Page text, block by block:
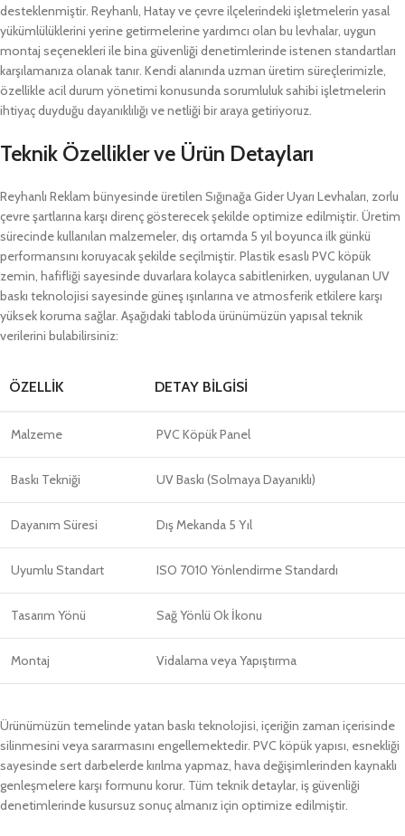
desteklenmiştir. Reyhanlı, Hatay ve çevre ilçelerindeki işletmelerin yasal
yükümlülüklerini yerine getirmelerine yardımcı olan bu levhalar, uygun
montaj seçenekleri ile bina güvenliği denetimlerinde istenen standartları
karşılamanıza olanak tanır. Kendi alanında uzman üretim süreçlerimizle,
özellikle acil durum yönetimi konusunda sorumluluk sahibi işletmelerin
ihtiyaç duyduğu dayanıklılığı ve netliği bir araya getiriyoruz.
Teknik Özellikler ve Ürün Detayları
Reyhanlı Reklam bünyesinde üretilen Sığınağa Gider Uyarı Levhaları, zorlu
çevre şartlarına karşı direnç gösterecek şekilde optimize edilmiştir. Üretim
sürecinde kullanılan malzemeler, dış ortamda 5 yıl boyunca ilk günkü
performansını koruyacak şekilde seçilmiştir. Plastik esaslı PVC köpük
zemin, hafifliği sayesinde duvarlara kolayca sabitlenirken, uygulanan UV
baskı teknolojisi sayesinde güneş ışınlarına ve atmosferik etkilere karşı
yüksek koruma sağlar. Aşağıdaki tabloda ürünümüzün yapısal teknik
verilerini bulabilirsiniz:
ÖZELLIK DETAY BILGISI
Malzeme PVC Köpük Panel
Baskı Tekniği UV Baskı (Solmaya Dayanıklı)
Dayanım Süresi Dış Mekanda 5 Yıl
Uyumlu Standart ISO 7010 Yönlendirme Standardı
Tasarım Yönü Sağ Yönlü Ok İkonu
Montaj Vidalama veya Yapıştırma
Ürünümüzün temelinde yatan baskı teknolojisi, içeriğin zaman içerisinde
silinmesini veya sararmasını engellemektedir. PVC köpük yapısı, esnekliği
sayesinde sert darbelerde kırılma yapmaz, hava değişimlerinden kaynaklı
genleşmelere karşı formunu korur. Tüm teknik detaylar, iş güvenliği
denetimlerinde kusursuz sonuç almanız için optimize edilmiştir.